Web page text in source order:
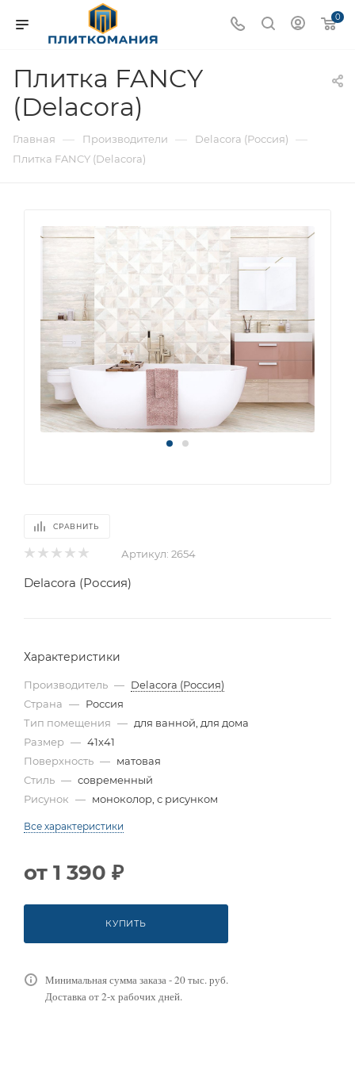
0
Плитка FANCY
(Delacora)
Главная — Производители — Delacora (Россия) —
Плитка FANCY (Delacora)
СРАВНИТЬ
Артикул: 2654
Delacora (Россия)
Характеристики
Производитель — Delacora (Россия)
Страна — Россия
Тип помещения — для ванной, для дома
Размер — 41x41
Поверхность — матовая
Стиль — современный
Рисунок — моноколор, с рисунком
Все характеристики
от 1 390 ₽
КУПИТЬ
Минимальная сумма заказа - 20 тыс. руб.
Доставка от 2-х рабочих дней.